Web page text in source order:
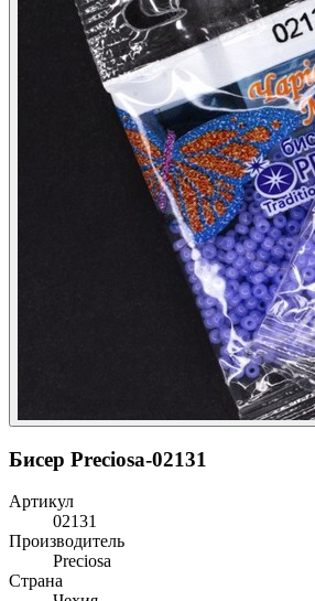
Бисер Preciosa-02131
Артикул
02131
Производитель
Preciosa
Страна